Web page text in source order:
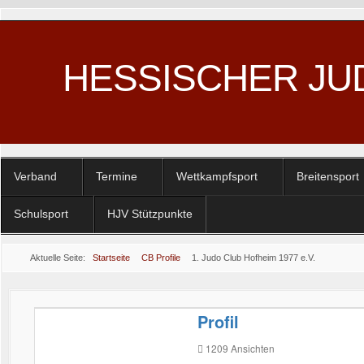
HESSISCHER
Verband Termine Wettkampfsport Breitensport
Schulsport HJV Stützpunkte
Aktuelle Seite: Startseite CB Profile 1. Judo Club Hofheim 1977 e.V.
Profil
Ansichten
1209